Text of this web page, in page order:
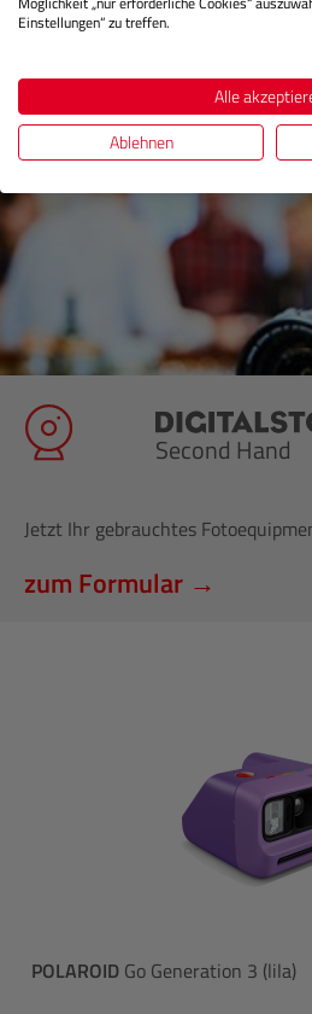
Second Hand
Jetzt Ihr gebrauchtes
zum Formular →
POLAROID Go Generation 3 (lila)
Einstellungen“ zu treffen.
Alle
Ablehnen